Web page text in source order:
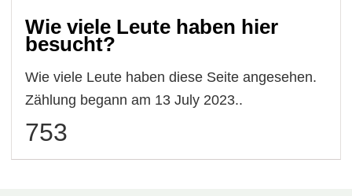
Wie viele Leute haben hier
besucht?
Wie viele Leute haben diese Seite angesehen.
Zählung begann am 13 July 2023..
753